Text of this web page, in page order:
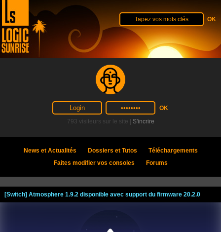
793 visiteurs sur le site | S'incrire
News et Actualités Dossiers et Tutos
Téléchargements
Faites modifier vos consoles
Forums
[Switch] Atmosphere 1.9.2 disponible avec support du firmware 20.2.0